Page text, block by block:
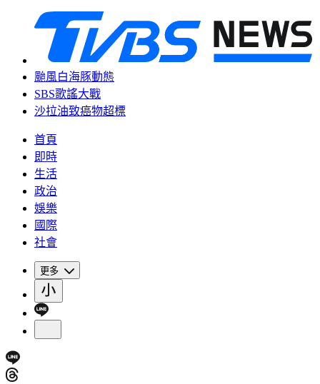
颱風白海豚動態
SBS歌謠大戰
沙拉油致癌物超標
首頁
即時
生活
政治
娛樂
國際
社會
更多